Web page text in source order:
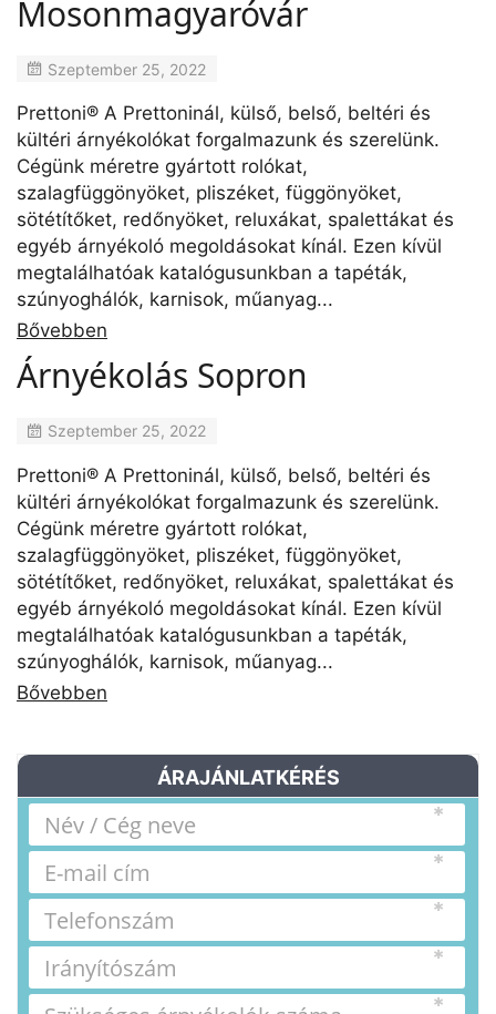
Mosonmagyaróvár
Szeptember 25, 2022
Prettoni® A Prettoninál, külső, belső, beltéri és
kültéri árnyékolókat forgalmazunk és szerelünk.
Cégünk méretre gyártott rolókat,
szalagfüggönyöket, pliszéket, függönyöket,
sötétítőket, redőnyöket, reluxákat, spalettákat és
egyéb árnyékoló megoldásokat kínál. Ezen kívül
megtalálhatóak katalógusunkban a tapéták,
szúnyoghálók, karnisok, műanyag...
Bővebben
Árnyékolás Sopron
Szeptember 25, 2022
Prettoni® A Prettoninál, külső, belső, beltéri és
kültéri árnyékolókat forgalmazunk és szerelünk.
Cégünk méretre gyártott rolókat,
szalagfüggönyöket, pliszéket, függönyöket,
sötétítőket, redőnyöket, reluxákat, spalettákat és
egyéb árnyékoló megoldásokat kínál. Ezen kívül
megtalálhatóak katalógusunkban a tapéták,
szúnyoghálók, karnisok, műanyag...
Bővebben
ÁRAJÁNLATKÉRÉS